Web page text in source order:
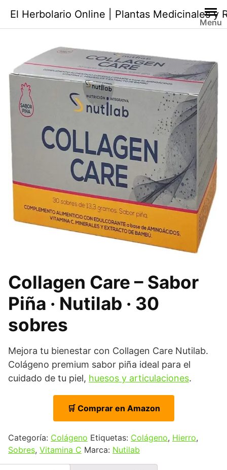
contenido
El Herbolario Online | Plantas Medicinales y
Menu
Collagen Care – Sabor
Piña · Nutilab · 30
sobres
Mejora tu bienestar con Collagen Care Nutilab.
Colágeno premium sabor piña ideal para el
cuidado de tu piel, huesos y articulaciones.
🛒 Comprar en Amazon
Categoría: Colágeno Etiquetas: Colágeno, Hierro,
Sobres, Vitamina C Marca: Nutilab